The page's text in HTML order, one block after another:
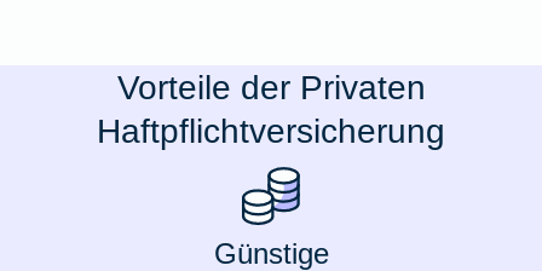
Vorteile der Privaten
Haftpflichtversicherung
Günstige